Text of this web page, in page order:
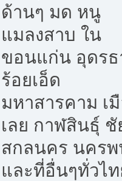
ด้านๆ มด หนู
แมลงสาบ ใน
ขอนแก่น อุดร
ร้อยเอ็ด
มหาสารคาม เ
เลย กาฬสินธุ์
สกลนคร นคร
และที่อื่นๆทั่วไ